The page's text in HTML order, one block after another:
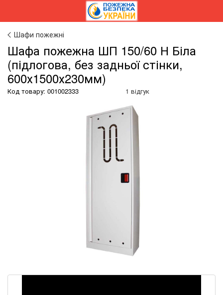
Шафи пожежні
Шафа пожежна ШП 150/60 Н Біла
(підлогова, без задньої стінки,
600х1500х230мм)
Код товару: 001002333 1 відгук